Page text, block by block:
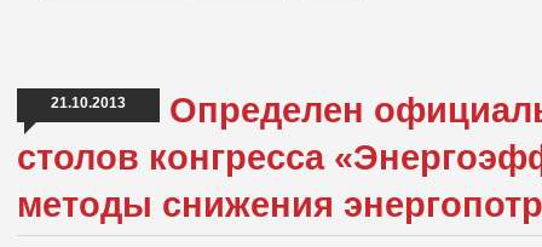
21.10.2013
Определен
столов конгресса
методы снижения